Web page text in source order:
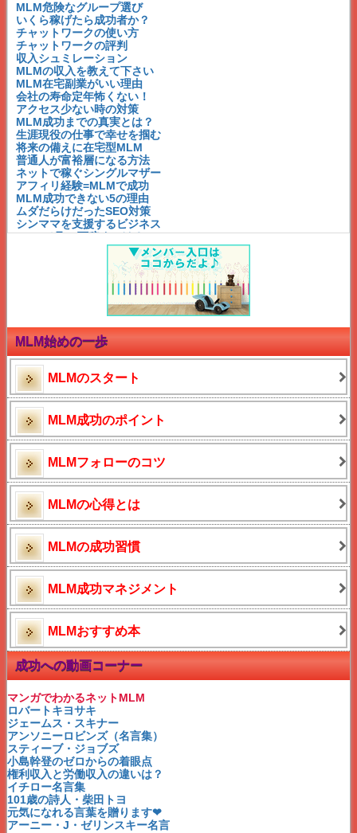
MLM危険なグループ選び
いくら稼げたら成功者か？
チャットワークの使い方
チャットワークの評判
収入シュミレーション
MLMの収入を教えて下さい
MLM在宅副業がいい理由
会社の寿命定年怖くない！
アクセス少ない時の対策
MLM成功までの真実とは？
生涯現役の仕事で幸せを掴む
将来の備えに在宅型MLM
普通人が富裕層になる方法
ネットで稼ぐシングルマザー
アフィリ経験=MLMで成功
MLM成功できない5の理由
ムダだらけだったSEO対策
シンママを支援するビジネス
MLMで月30万稼ぐには？
アフィリエイトとネットワークビジネスが似ている？！
アーニーJゼリンスキー名言
アーニーJゼリンスキー名言
アーニー・J・ゼリンスキー
成功の秘訣は3つの人間関係
必ず出会うライバルとは？
MLMの勘違い活動とは？！
成功するダウンの見分け方
長く稼げるMLM
成功の鍵は○○関係
未経験者の成功法
スマホだけで出来る?
シングルマザー紗栄子
在宅MLM成功例と秘訣
成功を邪魔する○○病
MLM成功に不可欠なもの
神田昌典 成功者の告白
ネットビジネス探し方選び方
シングルマザー酒井法子
サンタ営業とお金
50万生保レディの記事反響
シンママ勝間和代の生き方
シンママ安藤美姫の生き方
〇〇がないMLMは嫌われる
MLMの基礎知識
運命を変える資格とは？
西山啓道社長とM3
ニュースキンロールアップ
ネットビジネス失敗逆転法
自宅サロン困った時の秘策
夫源病のチェックと対処法
ダイレクトレスポンスMLM
普通の人でも成功者
ネットで稼ぐ！でも注意して
生き残るネットビジネスとは
どん底さんから本物セレブへ
ネット経験者がビックリ！！
正しく知るパレートの法則
どっちの稼ぎ方が好きなの？
伝説の夫婦が叶えたもの
伝説のホテルとは？
ニュースキンの収入は？
副業から成功する理由２つ
女性起業家・鶴岡秀子さん
ゼロからお金持ちになる！
MLM始めの一歩
MLMのスタート
MLM成功のポイント
MLMフォローのコツ
MLMの心得とは
MLMの成功習慣
MLM成功マネジメント
MLMおすすめ本
成功への動画コーナー
マンガでわかるネットMLM
ロバートキヨサキ
ジェームス・スキナー
アンソニーロビンズ（名言集）
スティーブ・ジョブズ
小島幹登のゼロからの着眼点
権利収入と労働収入の違いは？
イチロー名言集
101歳の詩人・柴田トヨ
元気になれる言葉を贈ります❤
アーニー・J・ゼリンスキー名言